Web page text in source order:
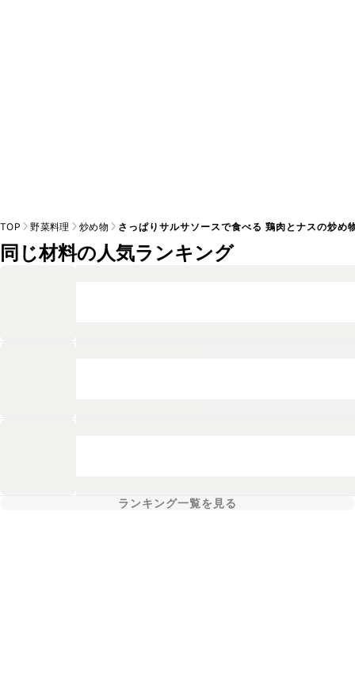
TOP 野菜料理 炒め物 さっぱりサルサソースで食べる 鶏肉とナスの炒め
同じ材料の人気ランキング
ランキング一覧を見る